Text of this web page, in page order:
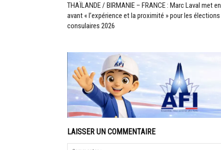
THAÏLANDE / BIRMANIE – FRANCE : Marc Laval met en
avant « l’expérience et la proximité » pour les élections
consulaires 2026
LAISSER UN COMMENTAIRE